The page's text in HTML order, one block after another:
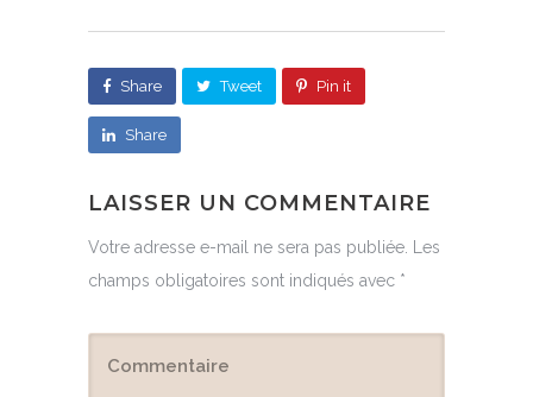
Share Tweet Pin it
Share
LAISSER UN COMMENTAIRE
Votre adresse e-mail ne sera pas publiée.
Les
champs obligatoires sont indiqués avec *